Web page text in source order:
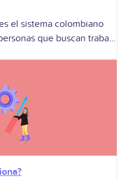
el sistema colombiano
que buscan trabajo
autorizados. Sirve para